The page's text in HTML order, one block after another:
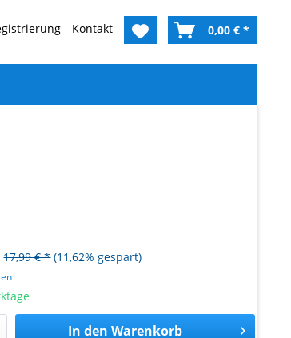
Kontakt 0,00 € *
17,99 € * (11,62% gespart)
In den Warenkorb